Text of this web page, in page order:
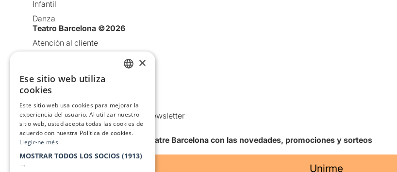
Infantil
Danza
Teatro Barcelona ©2026
Atención al cliente
Política de Cookies
Condiciones de uso
Comunicaciones comerciales y Newsletter
Anuncia’t
Quiero recibir la newsletter de Teatre Barcelona con las novedades, promociones y sorteos
Unirme
×
Ese sitio web utiliza
cookies
Este sitio web usa cookies para mejorar la
experiencia del usuario. Al utilizar nuestro
sitio web, usted acepta todas las cookies de
acuerdo con nuestra Política de cookies.
Llegir-ne més
MOSTRAR TODOS LOS SOCIOS (1913)
→